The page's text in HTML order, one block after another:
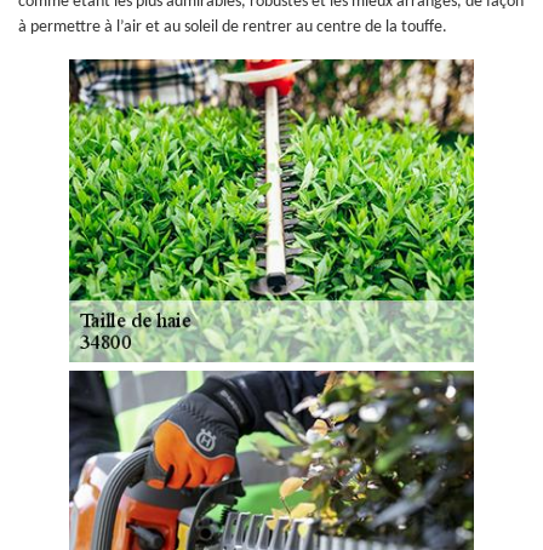
à permettre à l’air et au soleil de rentrer au centre de la touffe.